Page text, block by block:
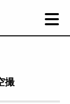
撮